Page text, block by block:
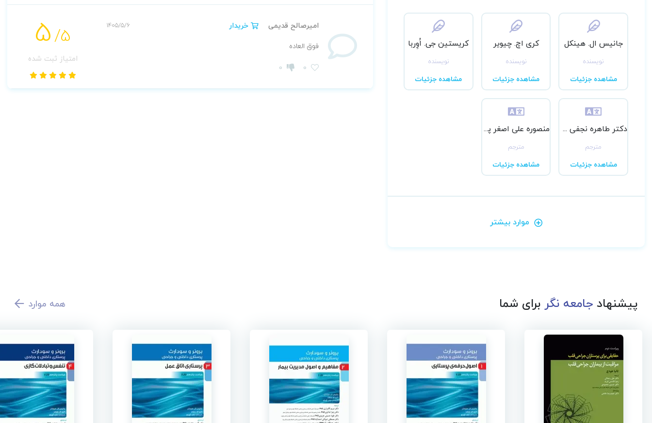
جانیس ال. هینکل
نویسنده
مشاهده جزئیات
کری اچ. چیویر
نویسنده
مشاهده جزئیات
کریستین جی. اُوِربا
نویسنده
مشاهده جزئیات
دکتر طاهره نجفی قزلجه
مترجم
مشاهده جزئیات
منصوره علی اصغر پور
مترجم
مشاهده جزئیات
موارد بیشتر
امیرصالح قدیمی خریدار 1405/5/6
فوق العاده
0
0
5/5
امتیاز ثبت شده
پیشنهادجامعه نگربرای شما همه موارد